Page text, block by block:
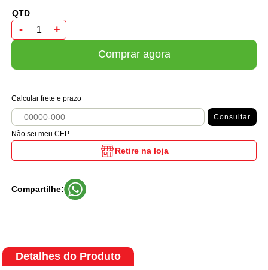
- +
Comprar agora
Calcular frete e prazo
Consultar
Não sei meu CEP
Retire na loja
Compartilhe:
Detalhes do Produto